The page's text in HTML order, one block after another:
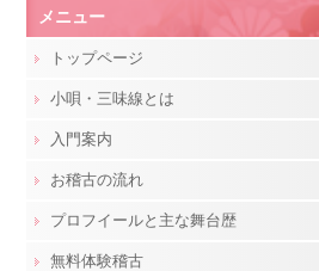
メニュー
トップページ
小唄・三味線とは
入門案内
お稽古の流れ
プロフイールと主な舞台歴
無料体験稽古